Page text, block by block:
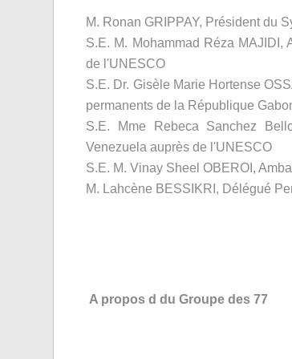
M. Ronan GRIPPAY, Président du
S.E. M. Mohammad Réza MAJIDI,
de l'UNESCO
S.E. Dr. Gisèle Marie Hortense
permanents de la République
S.E. Mme Rebeca Sanchez
Venezuela auprès de l'UNESCO
S.E. M. Vinay Sheel OBEROI,
M. Lahcène BESSIKRI, Délégué
A propos d du Groupe des 77